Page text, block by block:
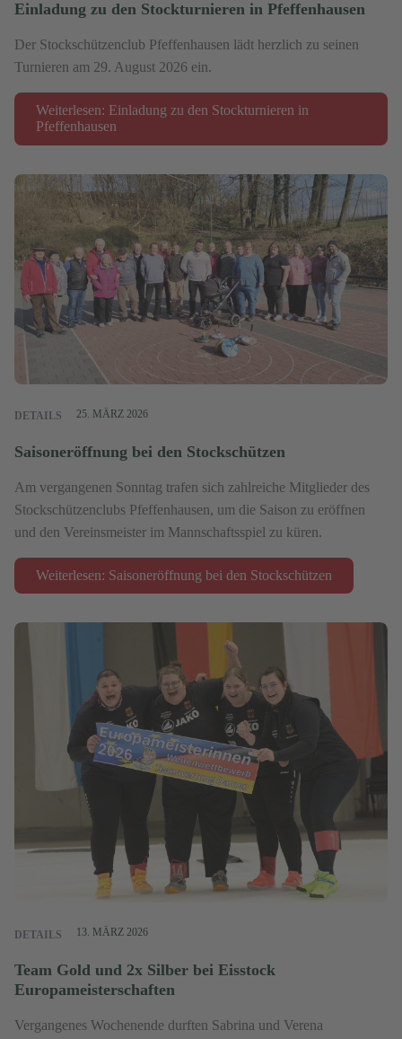
Einladung zu den Stockturnieren in Pfeffenhausen
Der Stockschützenclub Pfeffenhausen lädt herzlich zu seinen
Turnieren am 29. August 2026 ein.
Weiterlesen: Einladung zu den Stockturnieren in
Pfeffenhausen
DETAILS 25. MÄRZ 2026
Saisoneröffnung bei den Stockschützen
Am vergangenen Sonntag trafen sich zahlreiche Mitglieder des
Stockschützenclubs Pfeffenhausen, um die Saison zu eröffnen
und den Vereinsmeister im Mannschaftsspiel zu küren.
Weiterlesen: Saisoneröffnung bei den Stockschützen
DETAILS 13. MÄRZ 2026
Team Gold und 2x Silber bei Eisstock
Europameisterschaften
Vergangenes Wochenende durften Sabrina und Verena